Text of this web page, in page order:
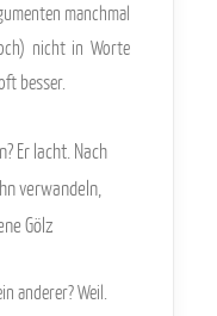
manchmal
nicht in Worte
besser.
Er lacht. Nach
verwandeln,
Gölz
anderer? Weil.